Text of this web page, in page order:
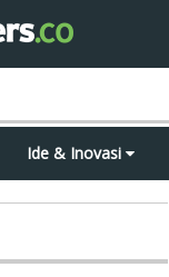
Ide & Inovasi